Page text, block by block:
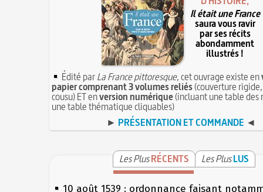
Il était une France
saura vous ravir
par ses récits
abondamment
illustrés !
Édité parLa France pittoresque, cet ouvrage existe en
papier comprenant 3 volumes reliés(couverture
cousu) ET enversion numérique(incluant une table des
une table thématique cliquables)
► PRÉSENTATION ET COMMANDE ◄
Les PlusRÉCENTS Les PlusLUS
10 août 1539 : ordonnance faisant